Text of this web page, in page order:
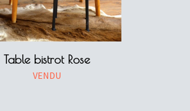
Table bistrot Rose
VENDU